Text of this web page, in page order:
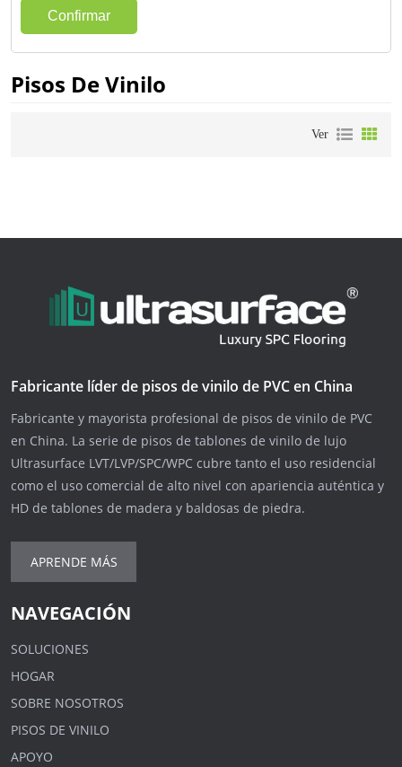
Confirmar
Pisos De Vinilo
Ver
Fabricante líder de pisos de vinilo de PVC en China
Fabricante y mayorista profesional de pisos de vinilo de PVC
en China. La serie de pisos de tablones de vinilo de lujo
Ultrasurface LVT/LVP/SPC/WPC cubre tanto el uso residencial
como el uso comercial de alto nivel con apariencia auténtica y
HD de tablones de madera y baldosas de piedra.
APRENDE MÁS
NAVEGACIÓN
SOLUCIONES
HOGAR
SOBRE NOSOTROS
PISOS DE VINILO
APOYO